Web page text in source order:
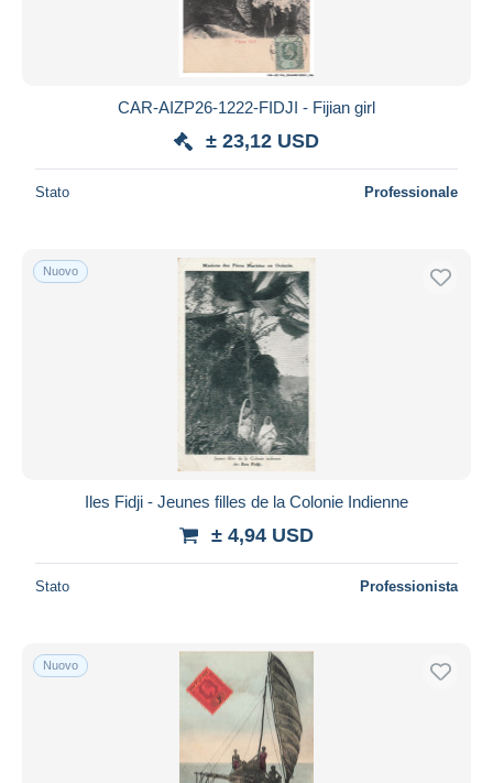
CAR-AIZP26-1222-FIDJI - Fijian girl
± 23,12 USD
Stato Professionale
Nuovo
Iles Fidji - Jeunes filles de la Colonie Indienne
± 4,94 USD
Stato Professionista
Nuovo